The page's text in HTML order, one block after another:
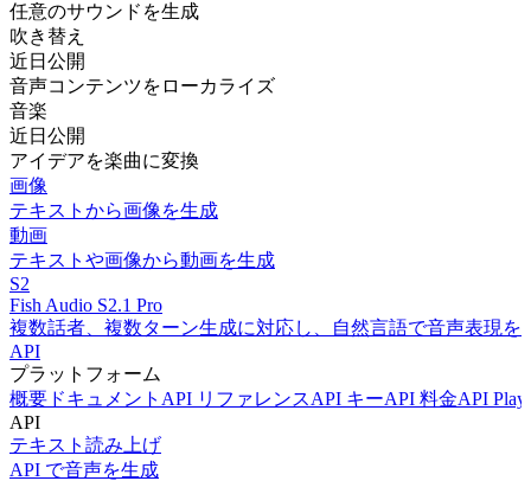
任意のサウンドを生成
吹き替え
近日公開
音声コンテンツをローカライズ
音楽
近日公開
アイデアを楽曲に変換
画像
テキストから画像を生成
動画
テキストや画像から動画を生成
S2
Fish Audio S2.1 Pro
複数話者、複数ターン生成に対応し、自然言語で音声表現を
API
プラットフォーム
概要 ドキュメント API リファレンスAPI キーAPI 料金API
API
テキスト読み上げ
API で音声を生成